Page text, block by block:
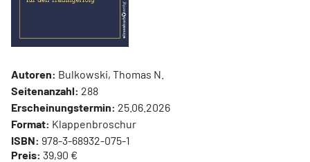
Autoren: Bulkowski, Thomas N.
Seitenanzahl: 288
Erscheinungstermin: 25.06.2026
Format: Klappenbroschur
ISBN: 978-3-68932-075-1
Preis: 39,90 €